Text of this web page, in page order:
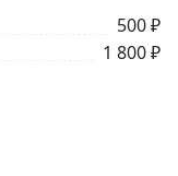
500 ₽
1 800 ₽